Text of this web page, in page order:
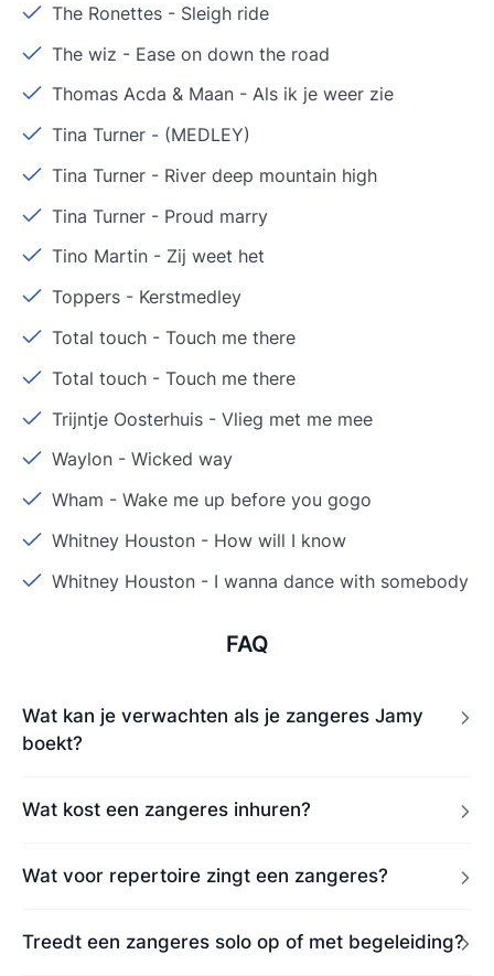
The Ronettes - Sleigh ride
The wiz - Ease on down the road
Thomas Acda & Maan -Als ik je weer zie
Tina Turner - (MEDLEY)
Tina Turner - River deep mountain high
Tina Turner - Proud marry
Tino Martin - Zij weet het
Toppers - Kerstmedley
Total touch -Touch me there
Total touch -Touch me there
Trijntje Oosterhuis -Vlieg met me mee
Waylon -Wicked way
Wham -Wake me up before you gogo
Whitney Houston - How will I know
Whitney Houston - I wanna dance with somebody
FAQ
Wat kan je verwachten als je zangeres Jamy
boekt?
Wat kost een zangeres inhuren?
Wat voor repertoire zingt een zangeres?
Treedt een zangeres solo op of met begeleiding?